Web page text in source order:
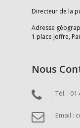
Directeur de la
Adresse
1 place Joffre,
Nous
Tél. : 01
Email :